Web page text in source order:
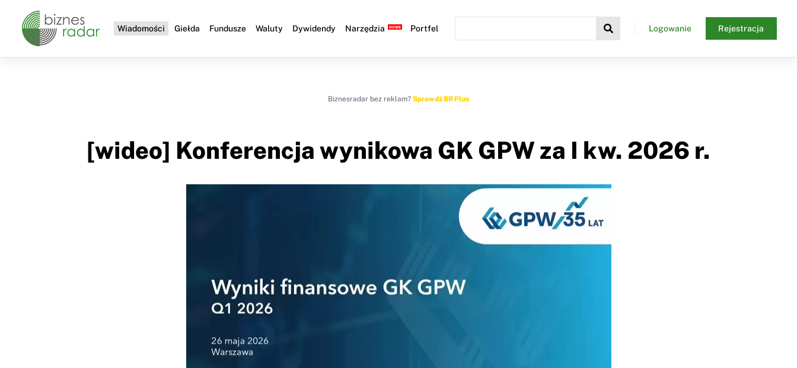
Wiadomości Giełda Fundusze Waluty Dywidendy Narzędzia Portfel Logowanie Rejestracja
Biznesradar bez reklam? Sprawdź BR Plus
[wideo] Konferencja wynikowa GK GPW za I kw. 2026 r.